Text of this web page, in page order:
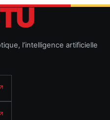
l’intelligence artificielle